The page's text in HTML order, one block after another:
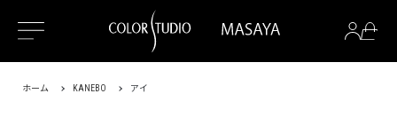
ホーム KANEBO アイ